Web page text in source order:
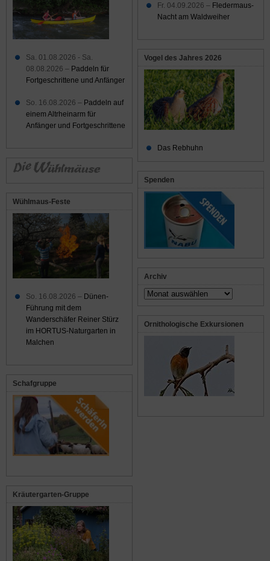
Fr. 04.09.2026 – Fledermaus-
Nacht am Waldweiher
Vogel des Jahres 2026
Das Rebhuhn
Spenden
Archiv
Archiv
Ornithologische Exkursionen
Sa. 01.08.2026 - Sa.
08.08.2026 – Paddeln für
Fortgeschrittene und Anfänger
So. 16.08.2026 – Paddeln auf
einem Altrheinarm für
Anfänger und Fortgeschrittene
Wühlmaus-Feste
So. 16.08.2026 – Dünen-
Führung mit dem
Wanderschäfer Reiner Stürz
im HORTUS-Naturgarten in
Malchen
Schafgruppe
Kräutergarten-Gruppe